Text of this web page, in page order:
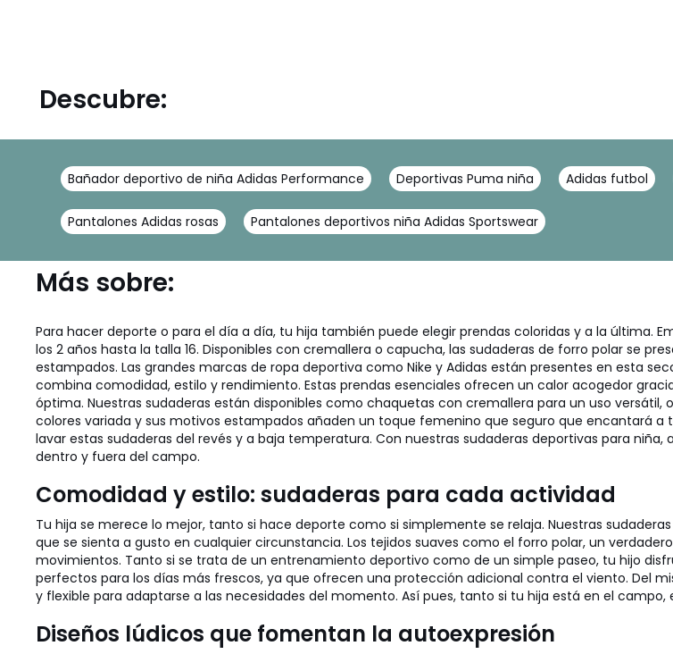
Descubre:
Bañador deportivo de niña Adidas Performance Deportivas Puma niña Adidas futbol
Pantalones Adidas rosas Pantalones deportivos niña Adidas Sportswear
Más sobre:
Para hacer deporte o para el día a día, tu hija también puede elegir prendas coloridas y a la última.
los 2 años hasta la talla 16. Disponibles con cremallera o capucha, las sudaderas de forro polar se
estampados. Las grandes marcas de ropa deportiva como Nike y Adidas están presentes en esta
combina comodidad, estilo y rendimiento. Estas prendas esenciales ofrecen un calor acogedor
óptima. Nuestras sudaderas están disponibles como chaquetas con cremallera para un uso
colores variada y sus motivos estampados añaden un toque femenino que seguro que encantará
lavar estas sudaderas del revés y a baja temperatura. Con nuestras sudaderas deportivas para
dentro y fuera del campo.
Comodidad y estilo: sudaderas para cada actividad
Tu hija se merece lo mejor, tanto si hace deporte como si simplemente se relaja. Nuestras
que se sienta a gusto en cualquier circunstancia. Los tejidos suaves como el forro polar, un
movimientos. Tanto si se trata de un entrenamiento deportivo como de un simple paseo, tu hijo
perfectos para los días más frescos, ya que ofrecen una protección adicional contra el viento. Del
y flexible para adaptarse a las necesidades del momento. Así pues, tanto si tu hija está en el
Diseños lúdicos que fomentan la autoexpresión